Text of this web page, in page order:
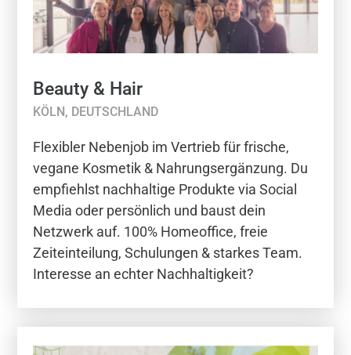
Beauty & Hair
KÖLN, DEUTSCHLAND
Flexibler Nebenjob im Vertrieb für frische,
vegane Kosmetik & Nahrungsergänzung. Du
empfiehlst nachhaltige Produkte via Social
Media oder persönlich und baust dein
Netzwerk auf. 100% Homeoffice, freie
Zeiteinteilung, Schulungen & starkes Team.
Interesse an echter Nachhaltigkeit?